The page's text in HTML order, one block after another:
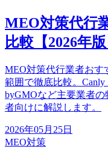
MEO対策代行
比較【2026年版
MEO対策代行業者おす
範囲で徹底比較。Canly
byGMOなど主要業者
者向けに解説します。
2026年05月25日
MEO対策